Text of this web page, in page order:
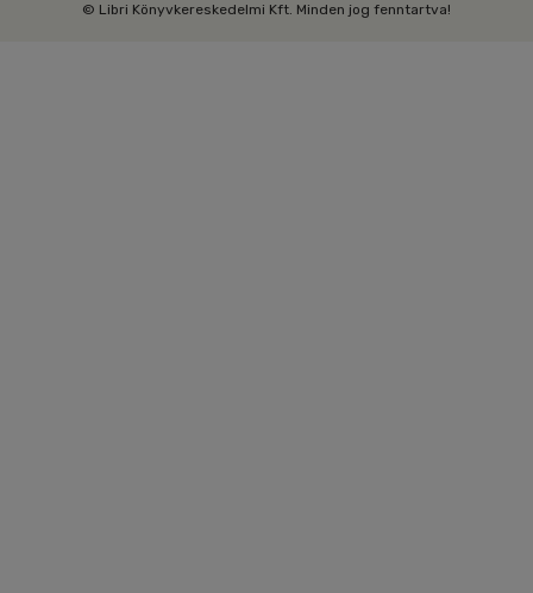
© Libri Könyvkereskedelmi Kft. Minden jog fenntartva!